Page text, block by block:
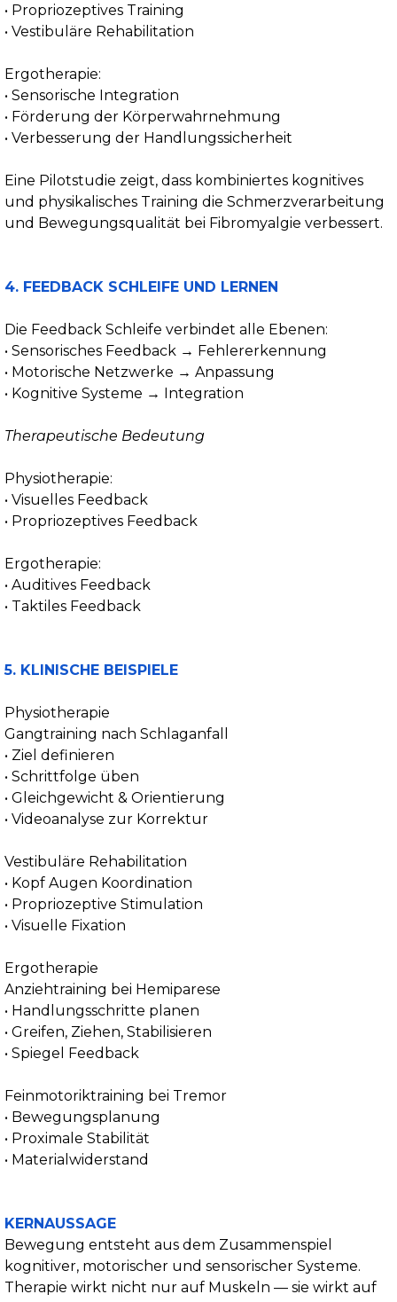
• Propriozeptives Training
• Vestibuläre Rehabilitation
Ergotherapie:
• Sensorische Integration
• Förderung der Körperwahrnehmung
• Verbesserung der Handlungssicherheit
Eine Pilotstudie zeigt, dass kombiniertes kognitives
und physikalisches Training die Schmerzverarbeitung
und Bewegungsqualität bei Fibromyalgie verbessert.
4. FEEDBACK SCHLEIFE UND LERNEN
Die Feedback Schleife verbindet alle Ebenen:
• Sensorisches Feedback → Fehlererkennung
• Motorische Netzwerke → Anpassung
• Kognitive Systeme → Integration
Therapeutische Bedeutung
Physiotherapie:
• Visuelles Feedback
• Propriozeptives Feedback
Ergotherapie:
• Auditives Feedback
• Taktiles Feedback
5. KLINISCHE BEISPIELE
Physiotherapie
Gangtraining nach Schlaganfall
• Ziel definieren
• Schrittfolge üben
• Gleichgewicht & Orientierung
• Videoanalyse zur Korrektur
Vestibuläre Rehabilitation
• Kopf Augen Koordination
• Propriozeptive Stimulation
• Visuelle Fixation
Ergotherapie
Anziehtraining bei Hemiparese
• Handlungsschritte planen
• Greifen, Ziehen, Stabilisieren
• Spiegel Feedback
Feinmotoriktraining bei Tremor
• Bewegungsplanung
• Proximale Stabilität
• Materialwiderstand
KERNAUSSAGE
Bewegung entsteht aus dem Zusammenspiel
kognitiver, motorischer und sensorischer Systeme.
Therapie wirkt nicht nur auf Muskeln — sie wirkt auf